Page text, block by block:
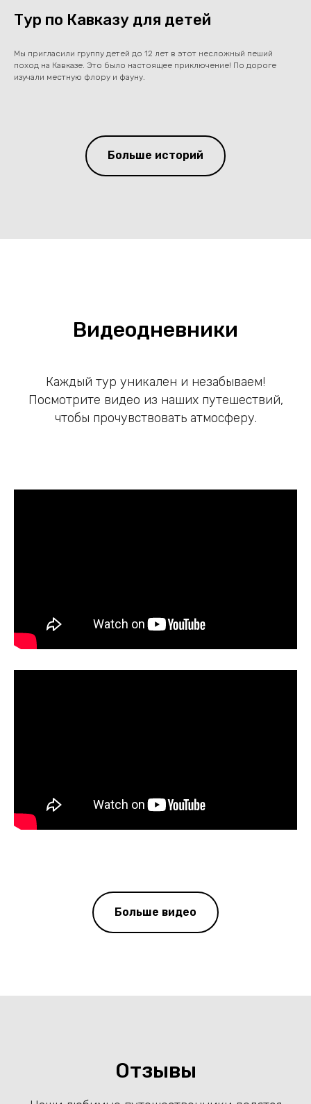
Тур по Кавказу для детей
Мы пригласили группу детей до 12 лет в этот несложный пеший
поход на Кавказе. Это было настоящее приключение! По дороге
изучали местную флору и фауну.
Больше историй
Видеодневники
Каждый тур уникален и незабываем!
Посмотрите видео из наших путешествий,
чтобы прочувствовать атмосферу.
Больше видео
Отзывы